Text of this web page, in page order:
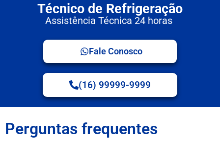
Técnico de Refrigeração
Assistência Técnica 24 horas
Fale Conosco
(16) 99999-9999
Perguntas frequentes